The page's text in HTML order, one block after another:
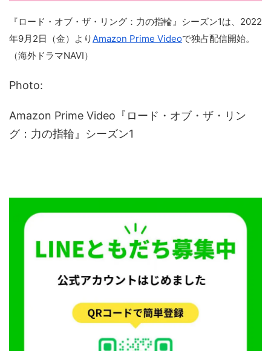
『ロード・オブ・ザ・リング：力の指輪』シーズン1は、2022
年9月2日（金）よりAmazon Prime Videoで独占配信開始。
（海外ドラマNAVI）
Photo:
Amazon Prime Video『ロード・オブ・ザ・リン
グ：力の指輪』シーズン1